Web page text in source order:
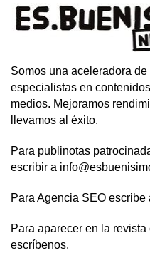
Somos una aceleradora
especialistas en
medios. Mejoramos
llevamos al éxito.
Para publinotas
escribir a
Para Agencia SEO
Para aparecer en la
escríbenos.